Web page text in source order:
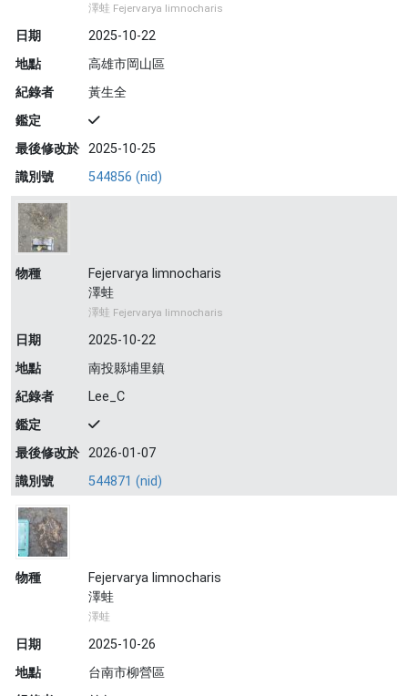
澤蛙 Fejervarya limnocharis
日期
2025-10-22
地點
高雄市岡山區
紀錄者
黃生全
鑑定
最後修改於 2025-10-25
識別號
544856 (nid)
物種
Fejervarya limnocharis
澤蛙
澤蛙 Fejervarya limnocharis
日期
2025-10-22
地點
南投縣埔里鎮
紀錄者
Lee_C
鑑定
最後修改於 2026-01-07
識別號
544871 (nid)
物種
Fejervarya limnocharis
澤蛙
澤蛙
日期
2025-10-26
地點
台南市柳營區